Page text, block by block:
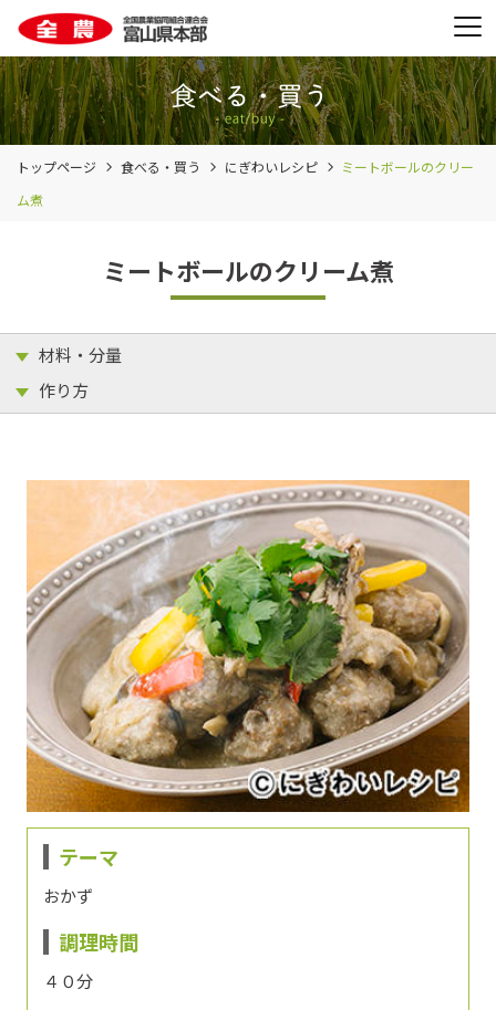
トップページ 食べる・買う にぎわいレシピ
ミートボールのクリー
ム煮
ミートボールのクリーム煮
材料・分量
作り方
テーマ
おかず
調理時間
４０分